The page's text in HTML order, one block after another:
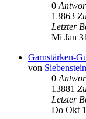
0
13863
Letzter
Mi Jan
Garnstärken-
von Siebenstein
0
13881
Letzter
Do Okt